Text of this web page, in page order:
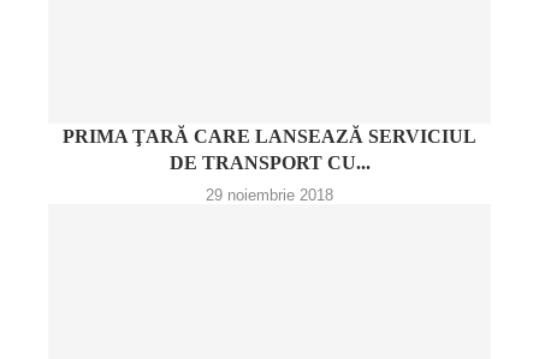
PRIMA ŢARĂ CARE LANSEAZĂ SERVICIUL
DE TRANSPORT CU...
29 noiembrie 2018